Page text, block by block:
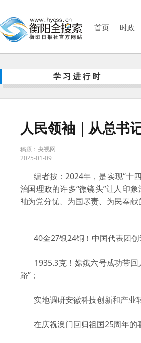
首页 时政
学习进行时
人民领袖｜从总书
稿源：央视网
2025-01-09
编者按：2024年，是实现“十四
治国理政的许多“微镜头”让人印
袖为党分忧、为国尽责、为民奉献
40金27银24铜！中国代表团创
1935.3克！嫦娥六号成功带回
路”；
实地调研安徽科技创新和产业
在庆祝澳门回归祖国25周年的